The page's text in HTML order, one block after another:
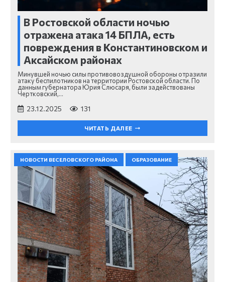
В Ростовской области ночью
отражена атака 14 БПЛА, есть
повреждения в Константиновском и
Аксайском районах
Минувшей ночью силы противовоздушной обороны отразили
атаку беспилотников на территории Ростовской области. По
данным губернатора Юрия Слюсаря, были задействованы
Чертковский,…
23.12.2025 131
ЧИТАТЬ ДАЛЕЕ
НОВОСТИ ВЕСЕЛОВСКОГО РАЙОНА ОБРАЗОВАНИЕ